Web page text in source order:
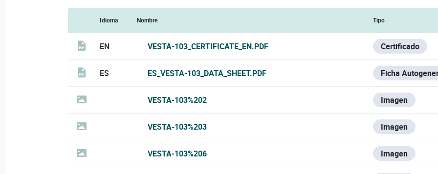
Idioma Nombre Tipo
EN VESTA-103_CERTIFICATE_EN.PDF Certificado
ES ES_VESTA-103_DATA_SHEET.PDF Ficha
VESTA-103%202 Imagen
VESTA-103%203 Imagen
VESTA-103%206 Imagen